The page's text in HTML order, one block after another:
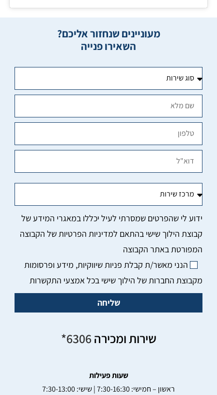
מעוניינים שנחזור אליכם?
השאירו פנייה
הנני מאשר/ת קבלת פניות שיווקיות, מידע ופרסומות
מקבוצת החברות של הילוך שישי בכל אמצעי התקשרות
שליחה
שירות ומכירה 6306*
שעות פעילות
ראשון – חמישי: 7:30-16:30 | שישי: 7:30-13:00